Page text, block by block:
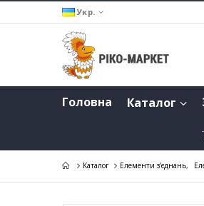
Укр.
Головна Каталог
Каталог Елементи з'єднань,